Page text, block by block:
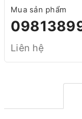
Mua sản phẩm
Liên hệ